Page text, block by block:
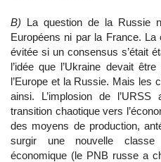
B) La question de la Russie
Européens ni par la France.
évitée si un consensus s’était
l’idée que l’Ukraine devait
l’Europe et la Russie. Mais les
ainsi. L’implosion de
transition chaotique vers
des moyens de production,
surgir une nouvelle classe
économique (le PNB russe a